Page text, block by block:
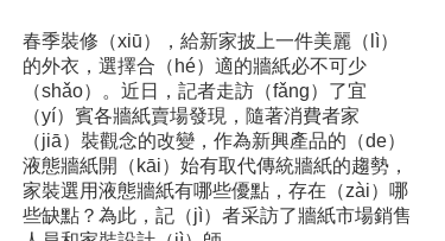
春季裝修（xiū），給新家披上一件美麗（lì）
的外衣，選擇合（hé）適的牆紙必不可少
（shǎo）。近日，記者走訪（fǎng）了宜
（yí）賓各牆紙賣場發現，隨著消費者家
（jiā）裝觀念的改變，作為新興產品的（de）
液態牆紙開（kāi）始有取代傳統牆紙的趨勢，
家裝選用液態牆紙有哪些優點，存在（zài）哪
些缺點？為此，記（jì）者采訪了牆紙市場銷售